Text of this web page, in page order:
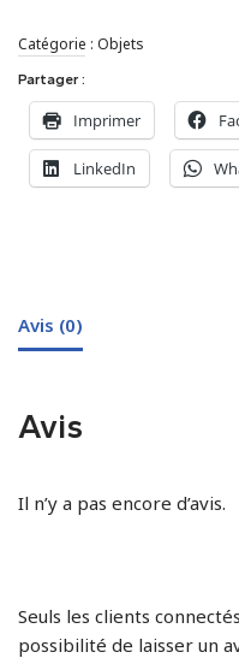
Catégorie : Objets
Partager :
Imprimer
LinkedIn
Avis (0)
Avis
Il n’y a pas encore d’avis.
Seuls les clients
possibilité de laisser un